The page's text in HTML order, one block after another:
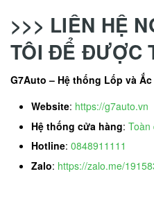
>>> LIÊN HỆ
TÔI ĐỂ ĐƯỢC
G7Auto – Hệ thống Lốp và
Website: https://g7auto.vn
Hệ thống cửa hàng: Toàn
Hotline: 0848911111
Zalo: https://zalo.me/